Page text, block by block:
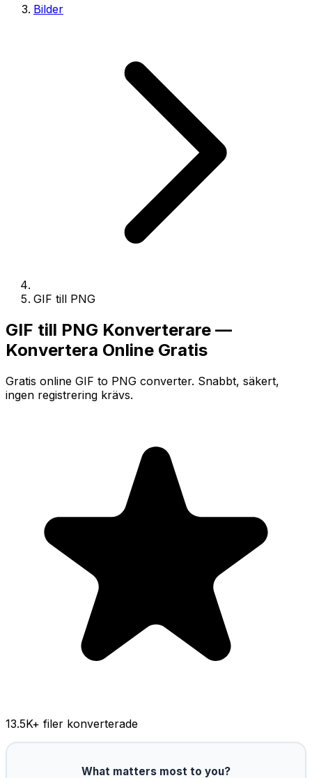
Bilder
GIF till PNG
GIF till PNG Konverterare —
Konvertera Online Gratis
Gratis online GIF to PNG converter. Snabbt, säkert,
ingen registrering krävs.
13.5K+ filer konverterade
What matters most to you?